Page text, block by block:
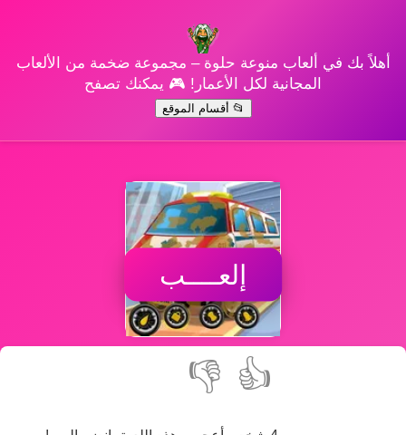
أهلاً بك في ألعاب منوعة حلوة – مجموعة ضخمة من الألعاب
المجانية لكل الأعمار! 🎮 يمكنك تصفح
📂 أقسام الموقع
إلعــــب
👍
👎